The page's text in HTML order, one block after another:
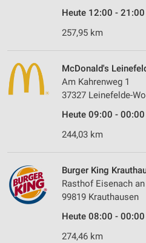
Heute 12:00 - 21:00
257,95 km
McDonald's
Am Kahrenweg 1
37327 Leinefelde-
Heute 09:00 - 00:00
244,03 km
Burger King
Rasthof Eisenach
99819 Krauthausen
Heute 08:00 - 00:00
274,46 km